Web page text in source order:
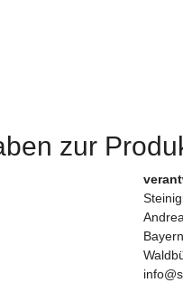
zur
Bayern